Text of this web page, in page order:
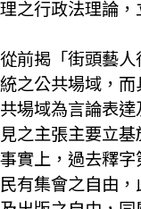
理之行政法理論，
從前揭「街頭藝
統之公共場域，
共場域為言論表
見之主張主要立
事實上，過去釋
民有集會之自由